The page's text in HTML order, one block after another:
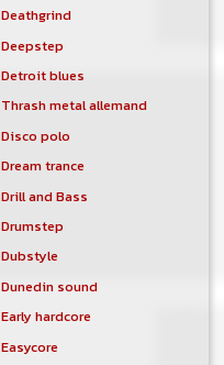
Deathgrind
Deepstep
Detroit blues
Thrash metal allemand
Disco polo
Dream trance
Drill and Bass
Drumstep
Dubstyle
Dunedin sound
Early hardcore
Easycore